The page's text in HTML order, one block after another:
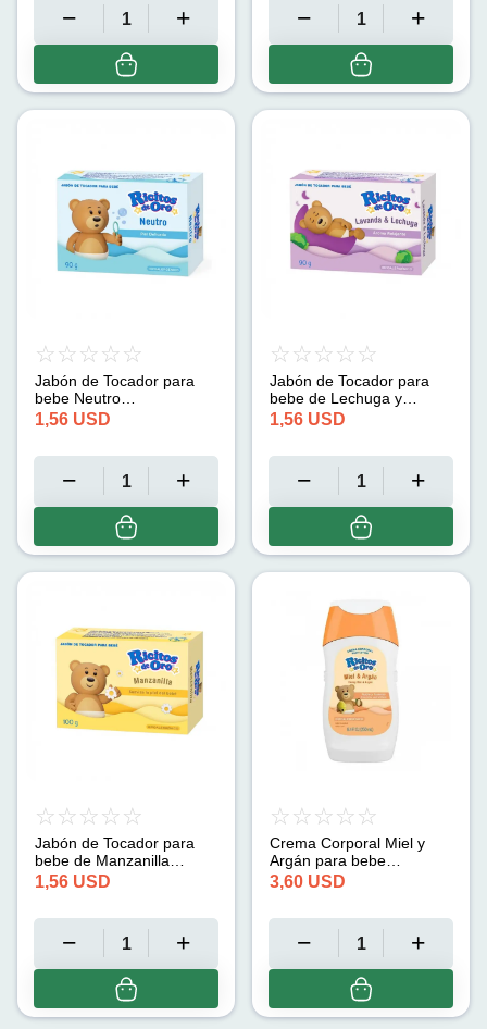
Jabón de Tocador para
bebe Neutro
Hipoalergénico (90g)
1,56 USD
Jabón de Tocador para
bebe de Lechuga y
Lavanda (90g)
1,56 USD
Jabón de Tocador para
bebe de Manzanilla
Hipoalergénico (100g)
1,56 USD
Crema Corporal Miel y
Argán para bebe
Hipoalergénica Ricitos de
Oro (250 ml)
3,60 USD